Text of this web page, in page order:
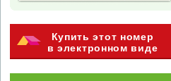
Купить этот номер
в электронном виде